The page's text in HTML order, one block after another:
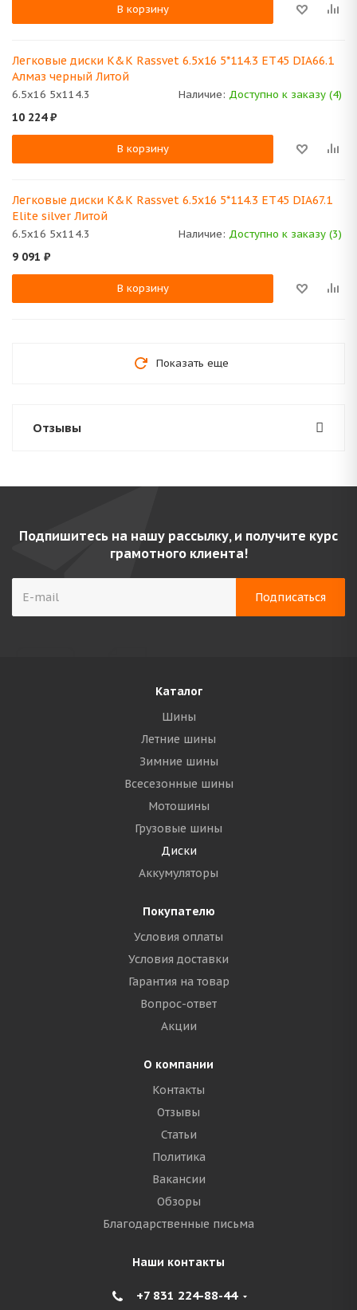
В корзину
Легковые диски K&K Rassvet 6.5x16 5*114.3 ET45 DIA66.1
Алмаз черный Литой
6.5x16 5x114.3 Наличие: Доступно к заказу (4)
10 224₽
В корзину
Легковые диски K&K Rassvet 6.5x16 5*114.3 ET45 DIA67.1
Elite silver Литой
6.5x16 5x114.3 Наличие: Доступно к заказу (3)
9 091 ₽
В корзину
Показать еще
Отзывы
Подпишитесь на нашу рассылку, и получите курс
грамотного клиента!
Каталог
Шины
Летние шины
Зимние шины
Всесезонные шины
Мотошины
Грузовые шины
Диски
Аккумуляторы
Покупателю
Условия оплаты
Условия доставки
Гарантия на товар
Вопрос-ответ
Акции
О компании
Контакты
Отзывы
Статьи
Политика
Вакансии
Обзоры
Благодарственные письма
Наши контакты
+7 831 224-88-44